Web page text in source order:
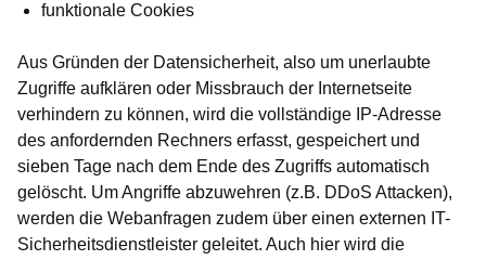
funktionale Cookies
Aus Gründen der Datensicherheit, also um unerlaubte
Zugriffe aufklären oder Missbrauch der Internetseite
verhindern zu können, wird die vollständige IP-Adresse
des anfordernden Rechners erfasst, gespeichert und
sieben Tage nach dem Ende des Zugriffs automatisch
gelöscht. Um Angriffe abzuwehren (z.B. DDoS Attacken),
werden die Webanfragen zudem über einen externen IT-
Sicherheitsdienstleister geleitet. Auch hier wird die